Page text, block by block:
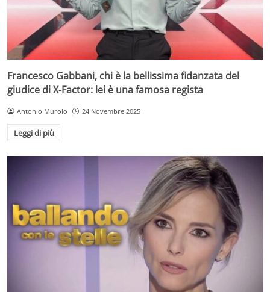
Francesco Gabbani, chi è la bellissima fidanzata del
giudice di X-Factor: lei è una famosa regista
Antonio Murolo 24 Novembre 2025
Leggi di più